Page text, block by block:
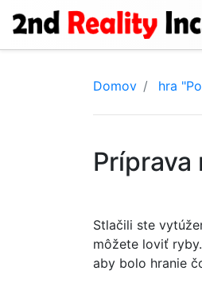
Domov hra
Príprava
Stlačili ste
môžete loviť
aby bolo hranie